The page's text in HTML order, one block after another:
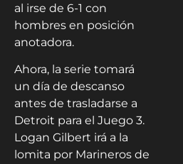
al irse de 6-1 con
hombres en posición
anotadora.
Ahora, la serie tomará
un día de descanso
antes de trasladarse a
Detroit para el Juego 3.
Logan Gilbert irá a la
lomita por Marineros de